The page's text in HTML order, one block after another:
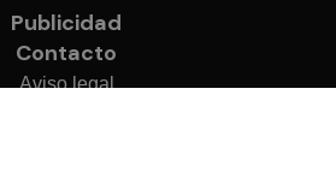
Publicidad
Contacto
Aviso legal